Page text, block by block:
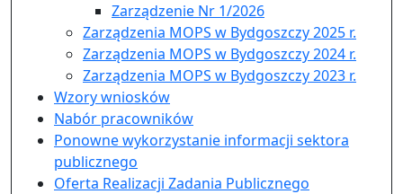
Zarządzenie Nr 1/2026
Zarządzenia MOPS w Bydgoszczy 2025 r.
Zarządzenia MOPS w Bydgoszczy 2024 r.
Zarządzenia MOPS w Bydgoszczy 2023 r.
Wzory wniosków
Nabór pracowników
Ponowne wykorzystanie informacji sektora
publicznego
Oferta Realizacji Zadania Publicznego